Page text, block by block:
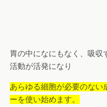
胃の中になにもなく、吸
活動が活発になり
あらゆる細胞が必要のな
ーを使い始めます。